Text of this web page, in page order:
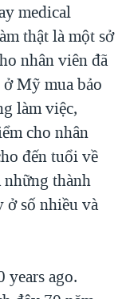
medical
thật là một sở
nhân viên đã
Mỹ mua bảo
làm việc,
cho nhân
đến tuổi về
thành
ở số nhiều và
ago.